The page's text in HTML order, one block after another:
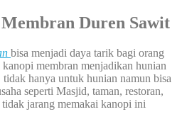
Duren Sawit
bisa menjadi daya tarik bagi orang
membran menjadikan hunian
tidak hanya untuk hunian namun bisa
seperti Masjid, taman, restoran,
jarang memakai kanopi ini